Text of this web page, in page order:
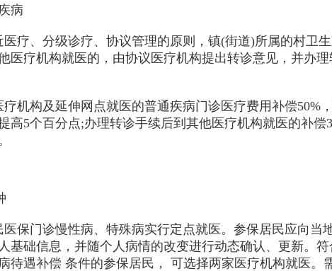
病
、分级诊疗、协议管理的原则，镇(街道)所属的村卫
医疗机构就医的，由协议医疗机构提出转诊意见，并办
构及延伸网点就医的普通疾病门诊医疗费用补偿50%
高5个百分点;办理转诊手续后到其他医疗机构就医的补
门诊慢性病、特殊病实行定点就医。参保居民应向当
基础信息，并随个人病情的改变进行动态确认、更新。
待遇补偿 条件的参保居民， 可选择两家医疗机构就医